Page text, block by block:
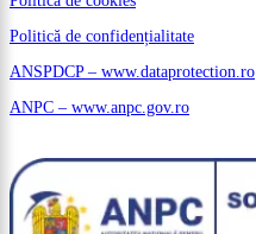
Politică de confidențialitate
ANSPDCP – www.dataprotection.ro
ANPC – www.anpc.gov.ro